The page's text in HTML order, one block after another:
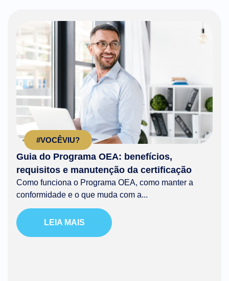
#VOCÊVIU?
Guia do Programa OEA: benefícios,
requisitos e manutenção da certificação
Como funciona o Programa OEA, como manter a
conformidade e o que muda com a...
LEIA MAIS